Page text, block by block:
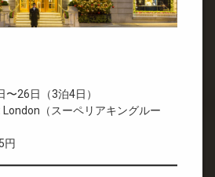
〜26日（3泊4日）
（スーペリアキングルー
円